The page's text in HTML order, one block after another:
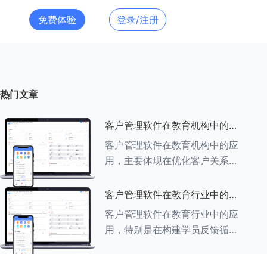
免费体验 登录/注册
热门文章
客户管理软件在教育机构中的应
用探索
客户管理软件在教育机构中的应
用，主要体现在优化客户关系管
作效率及促进业务增长等多个方
面。以下是对客户管理软件在教
育机构中应用的具体探索：
###一、
客户管理软件在教育行业中的学
员反馈循环机制
客户管理软件在教育行业中的应
用，特别是在构建学员反馈循环